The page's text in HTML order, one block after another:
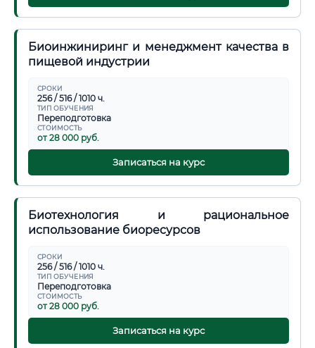
Биоинжиниринг и менеджмент качества в
пищевой индустрии
СРОКИ
256 / 516 / 1010 ч.
ТИП ОБУЧЕНИЯ
Переподготовка
СТОИМОСТЬ
от 28 000 руб.
Записаться на курс
Биотехнология и рациональное
использование биоресурсов
СРОКИ
256 / 516 / 1010 ч.
ТИП ОБУЧЕНИЯ
Переподготовка
СТОИМОСТЬ
от 28 000 руб.
Записаться на курс